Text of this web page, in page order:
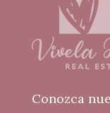
Conozca